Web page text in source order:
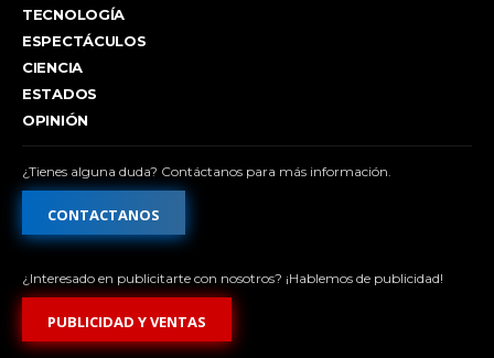
TECNOLOGÍA
ESPECTÁCULOS
CIENCIA
ESTADOS
OPINIÓN
¿Tienes alguna duda? Contáctanos para más información.
CONTACTANOS
¿Interesado en publicitarte con nosotros? ¡Hablemos de publicidad!
PUBLICIDAD Y VENTAS